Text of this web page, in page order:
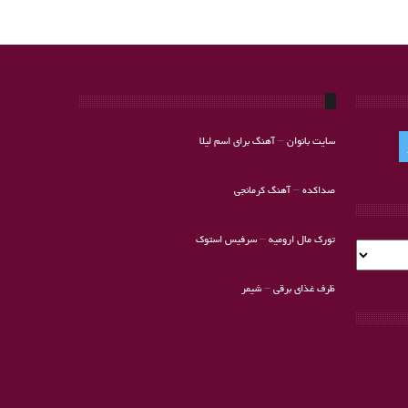
سایت بانوان –آهنگ برای اسم لیلا
صداکده –آهنگ کرمانجی
تورک مال ارومیه – سرفیس استوک
ظرف غذای برقی –شیمر